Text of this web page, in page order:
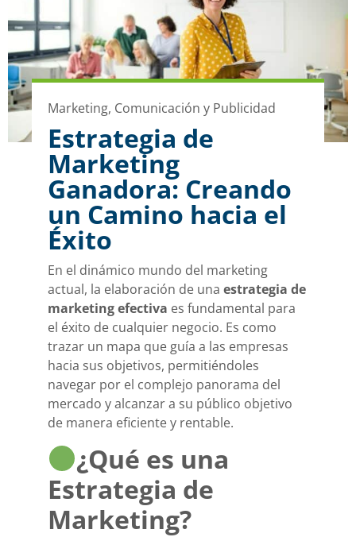
Marketing, Comunicación y Publicidad
Estrategia de
Marketing
Ganadora: Creando
un Camino hacia el
Éxito
En el dinámico mundo del marketing
actual, la elaboración de una estrategia de
marketing efectiva es fundamental para
el éxito de cualquier negocio. Es como
trazar un mapa que guía a las empresas
hacia sus objetivos, permitiéndoles
navegar por el complejo panorama del
mercado y alcanzar a su público objetivo
de manera eficiente y rentable.
¿Qué es una
Estrategia de
Marketing?